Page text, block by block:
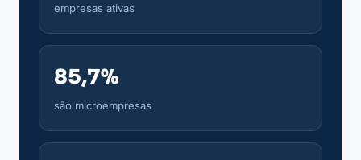
empresas ativas
85,7%
são microempresas